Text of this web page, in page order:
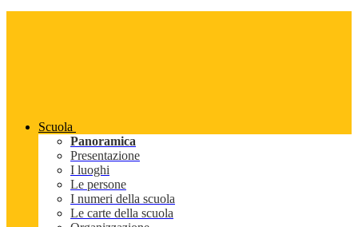
Scuola
Panoramica
Presentazione
I luoghi
Le persone
I numeri della scuola
Le carte della scuola